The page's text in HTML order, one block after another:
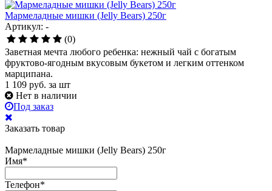
Мармеладные мишки (Jelly Bears) 250г
Артикул: -
(0)
Заветная мечта любого ребенка: нежный чай с богатым
фруктово-ягодным вкусовым букетом и легким оттенком
марципана.
1 109 руб. за шт
Нет в наличии
Под заказ
Заказать товар
Мармеладные мишки (Jelly Bears) 250г
Имя*
Телефон*